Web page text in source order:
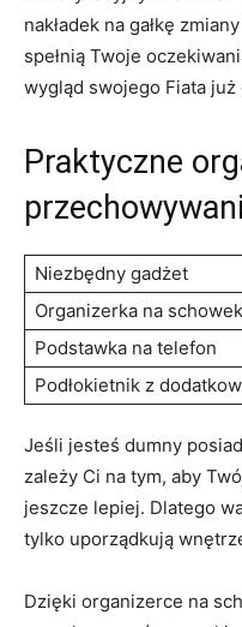
nakładek na gałkę
spełnią Twoje
⁢wygląd swojego Fiata już
Praktyczne
Niezbędny ‌gadżet
Organizerka na⁢ schowek
Podstawka⁢ na⁢ telefon
Podłokietnik z
Jeśli ⁢jesteś dumny
zależy Ci ‍na tym, aby
jeszcze⁣ lepiej. Dlatego
tylko uporządkują⁢
Dzięki organizerce na